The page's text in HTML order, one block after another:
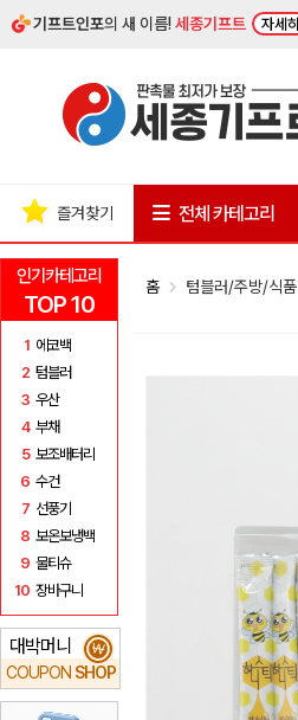
기프트인포의 새 이름!세종기프트 자세히
인기카테고리
TOP 10
1 에코백
2 텀블러
3 우산
4 부채
5 보조배터리
6 수건
7 선풍기
8 보온보냉백
9 물티슈
10 장바구니
대박머니
COUPON SHOP
₩
즐겨찾기 전체 카테고리
홈 텀블러/주방/식품